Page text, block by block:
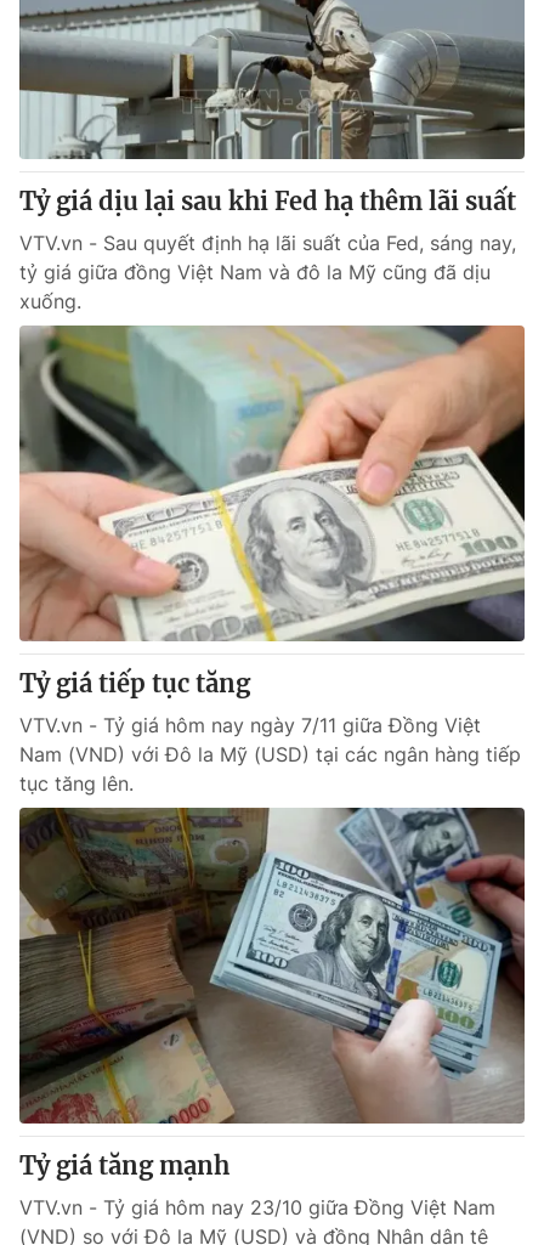
thuận bằng văn bản. Ghi rõ nguồn VTV.vn khi phát hành lại
thông tin từ website này.
Tỷ giá dịu lại sau khi Fed hạ thêm lãi suất
VTV.vn - Sau quyết định hạ lãi suất của Fed, sáng nay,
tỷ giá giữa đồng Việt Nam và đô la Mỹ cũng đã dịu
xuống.
Tỷ giá tiếp tục tăng
VTV.vn - Tỷ giá hôm nay ngày 7/11 giữa Đồng Việt
Nam (VND) với Đô la Mỹ (USD) tại các ngân hàng tiếp
tục tăng lên.
Tỷ giá tăng mạnh
VTV.vn - Tỷ giá hôm nay 23/10 giữa Đồng Việt Nam
(VND) so với Đô la Mỹ (USD) và đồng Nhân dân tệ